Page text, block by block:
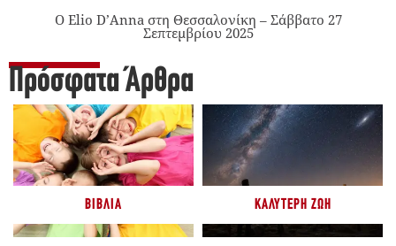
Ο Elio D’Anna στη Θεσσαλονίκη – Σάββατο 27
Σεπτεμβρίου 2025
Πρόσφατα Άρθρα
ΒΙΒΛΊΑ ΚΑΛΎΤΕΡΗ ΖΩΉ